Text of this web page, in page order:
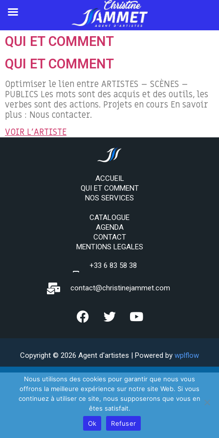
QUI ET COMMENT
QUI ET COMMENT
Optimiser le lien entre ARTISTES – SCÈNES –
PUBLICS Les mots sont des acquis et des outils, les
verbes sont des actions. Projets en cours En savoir
plus : Nous contacter.
VOIR L'ARTISTE
ACCUEIL
QUI ET COMMENT
NOS SERVICES
CATALOGUE
AGENDA
CONTACT
MENTIONS LEGALES
+33 6 83 58 38
contact@christinejammet.com
Copyright © 2026 Agent d'artistes | Powered by wplflow
Nous utilisons des cookies pour garantir que nous vous
offrons la meilleure expérience sur notre site Web. Si vous
continuez à utiliser ce site, nous supposerons que vous en
êtes satisfait.
Ok
Refuser